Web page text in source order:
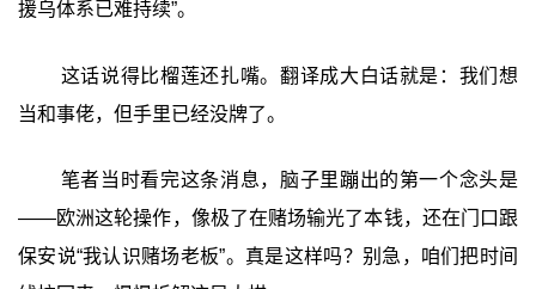
援乌体系已难持续”。
这话说得比榴莲还扎嘴。翻译成大白话就是：我们想
当和事佬，但手里已经没牌了。
笔者当时看完这条消息，脑子里蹦出的第一个念头是
——欧洲这轮操作，像极了在赌场输光了本钱，还在门口跟
保安说“我认识赌场老板”。真是这样吗？别急，咱们把时间